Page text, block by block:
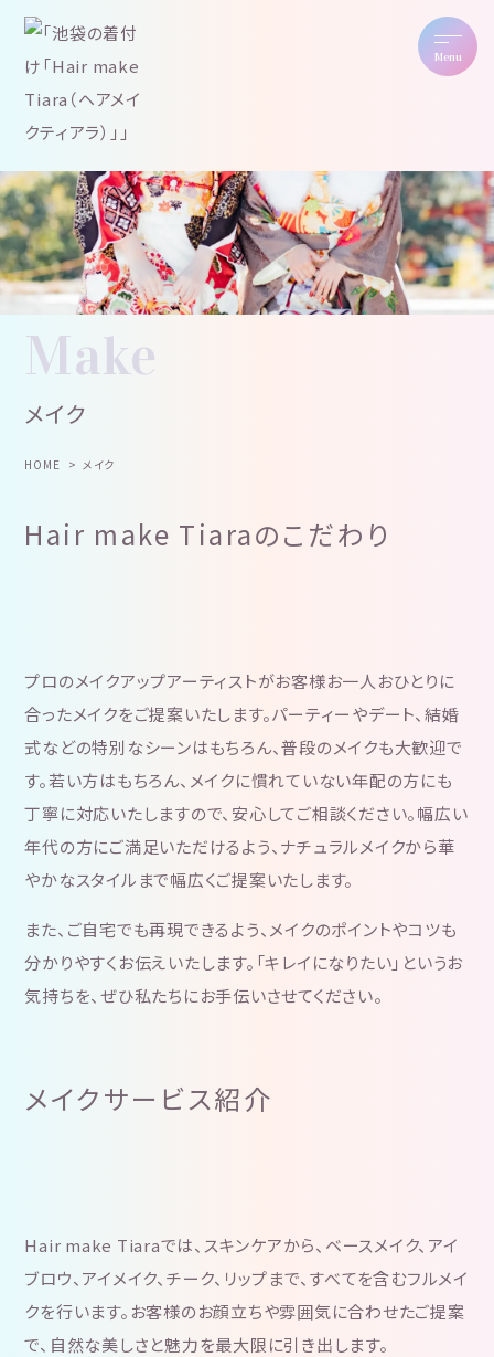
Menu
Make
メイク
HOME メイク
Hair make Tiaraのこだわり
プロのメイクアップアーティストがお客様お一人おひとりに
合ったメイクをご提案いたします。パーティーやデート、結婚
式などの特別なシーンはもちろん、普段のメイクも大歓迎で
す。若い方はもちろん、メイクに慣れていない年配の方にも
丁寧に対応いたしますので、安心してご相談ください。幅広い
年代の方にご満足いただけるよう、ナチュラルメイクから華
やかなスタイルまで幅広くご提案いたします。
また、ご自宅でも再現できるよう、メイクのポイントやコツも
分かりやすくお伝えいたします。「キレイになりたい」というお
気持ちを、ぜひ私たちにお手伝いさせてください。
メイクサービス紹介
Hair make Tiaraでは、スキンケアから、ベースメイク、アイ
ブロウ、アイメイク、チーク、リップまで、すべてを含むフルメイ
クを行います。お客様のお顔立ちや雰囲気に合わせたご提案
で、自然な美しさと魅力を最大限に引き出します。